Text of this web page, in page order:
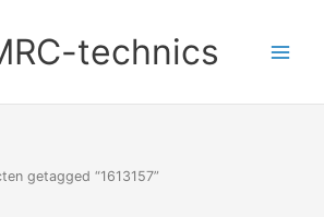
technics
getagged “1613157”